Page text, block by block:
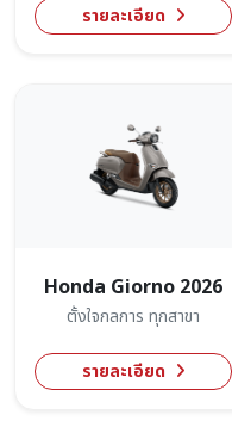
รายละเอียด
Honda Giorno 2026
ตั้งใจกลการ ทุกสาขา
รายละเอียด